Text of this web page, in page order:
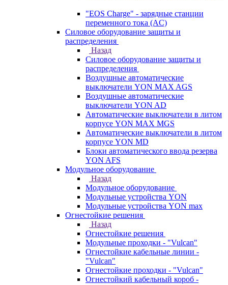
"EOS Charge" - зарядные станции
переменного тока (AC)
Силовое оборудование защиты и
распределения
Назад
Силовое оборудование защиты и
распределения
Воздушные автоматические
выключатели YON MAX AGS
Воздушные автоматические
выключатели YON AD
Автоматические выключатели в литом
корпусе YON MAX MGS
Автоматические выключатели в литом
корпусе YON MD
Блоки автоматического ввода резерва
YON AFS
Модульное оборудование
Назад
Модульное оборудование
Модульные устройства YON
Модульные устройства YON max
Огнестойкие решения
Назад
Огнестойкие решения
Модульные проходки - "Vulcan"
Огнестойкие кабельные линии -
"Vulcan"
Огнестойкие проходки - "Vulcan"
Огнестойкий кабельный короб -